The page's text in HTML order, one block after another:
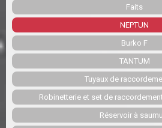
Faits
NEPTUN
Burko F
TANTUM
Tuyaux de
Robinetterie et set de
Réservoir à